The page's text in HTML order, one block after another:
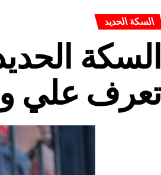
السكة الحديد
السكة
تعرف علي